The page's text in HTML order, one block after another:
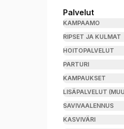
Hius/Hoitola
Palvelut
KAMPAAMO
RIPSET JA KULMAT
HOITOPALVELUT
PARTURI
KAMPAUKSET
LISÄPALVELUT
SAVIVAALENNUS
KASVIVÄRI